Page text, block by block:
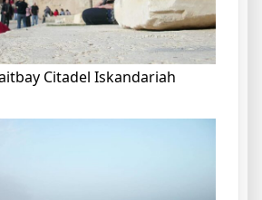
Citadel Iskandariah